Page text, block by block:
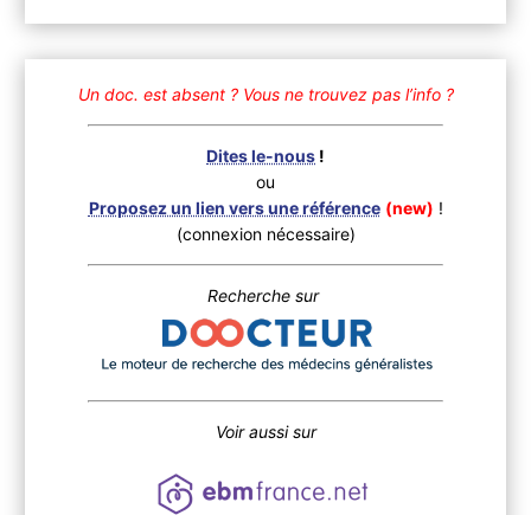
Un doc. est absent ? Vous ne trouvez pas l’info ?
Dites le-nous !
ou
Proposez un lien vers une référence (new) !
(connexion nécessaire)
Recherche sur
Voir aussi sur